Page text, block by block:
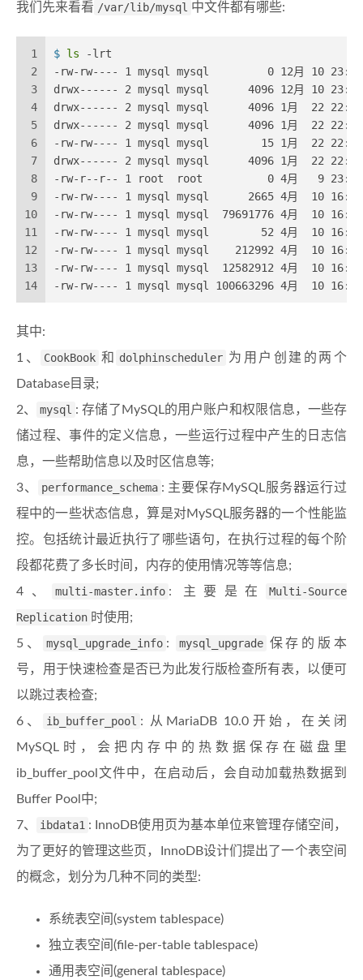
我们先来看看 /var/lib/mysql 中文件都有哪些:
1
2
3
4
5
6
7
8
9
10
11
12
13
14
$ ls -lrt
-rw-rw---- 1 mysql mysql         0 12月 10
drwx------ 2 mysql mysql      4096 12月 10 23:33
drwx------ 2 mysql mysql      4096 1月  22 22:04
drwx------ 2 mysql mysql      4096 1月  22 22:04
-rw-rw---- 1 mysql mysql        15 1月  22 22:04
drwx------ 2 mysql mysql      4096 1月  22
-rw-r--r-- 1 root  root          0 4月   9 23:25
-rw-rw---- 1 mysql mysql      2665 4月  10
-rw-rw---- 1 mysql mysql  79691776 4月  10
-rw-rw---- 1 mysql mysql        52 4月  10
-rw-rw---- 1 mysql mysql    212992 4月  10
-rw-rw---- 1 mysql mysql  12582912 4月  10
-rw-rw---- 1 mysql mysql 100663296 4月  10
其中:
1、
CookBook 和 dolphinscheduler 为用户创建的两个
Database目录;
2、
mysql : 存储了MySQL的用户账户和权限信息，一些存
储过程、事件的定义信息，一些运行过程中产生的日志信
息，一些帮助信息以及时区信息等;
3、
performance_schema : 主要保存MySQL服务器运行过
程中的一些状态信息，算是对MySQL服务器的一个性能监
控。包括统计最近执行了哪些语句，在执行过程的每个阶
段都花费了多长时间，内存的使用情况等等信息;
4、
multi-master.info : 主要是在
Multi-Source
Replication 时使用;
5、
mysql_upgrade_info : mysql_upgrade 保存的版本
号，用于快速检查是否已为此发行版检查所有表，以便可
以跳过表检查;
6、
ib_buffer_pool : 从MariaDB 10.0开始，在关闭
MySQL时，会把内存中的热数据保存在磁盘里
ib_buffer_pool文件中，在启动后，会自动加载热数据到
Buffer Pool中;
7、
ibdata1 : InnoDB使用页为基本单位来管理存储空间，
为了更好的管理这些页，InnoDB设计们提出了一个表空间
的概念，划分为几种不同的类型:
系统表空间(system tablespace)
独立表空间(file-per-table tablespace)
通用表空间(general tablespace)